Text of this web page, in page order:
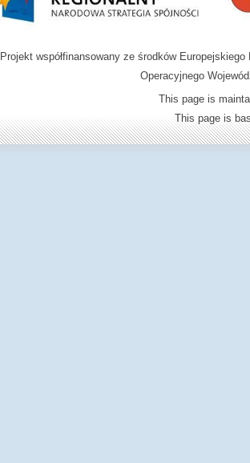
Projekt współfinansowany ze środków
Operacyjnego
This page is
This page is